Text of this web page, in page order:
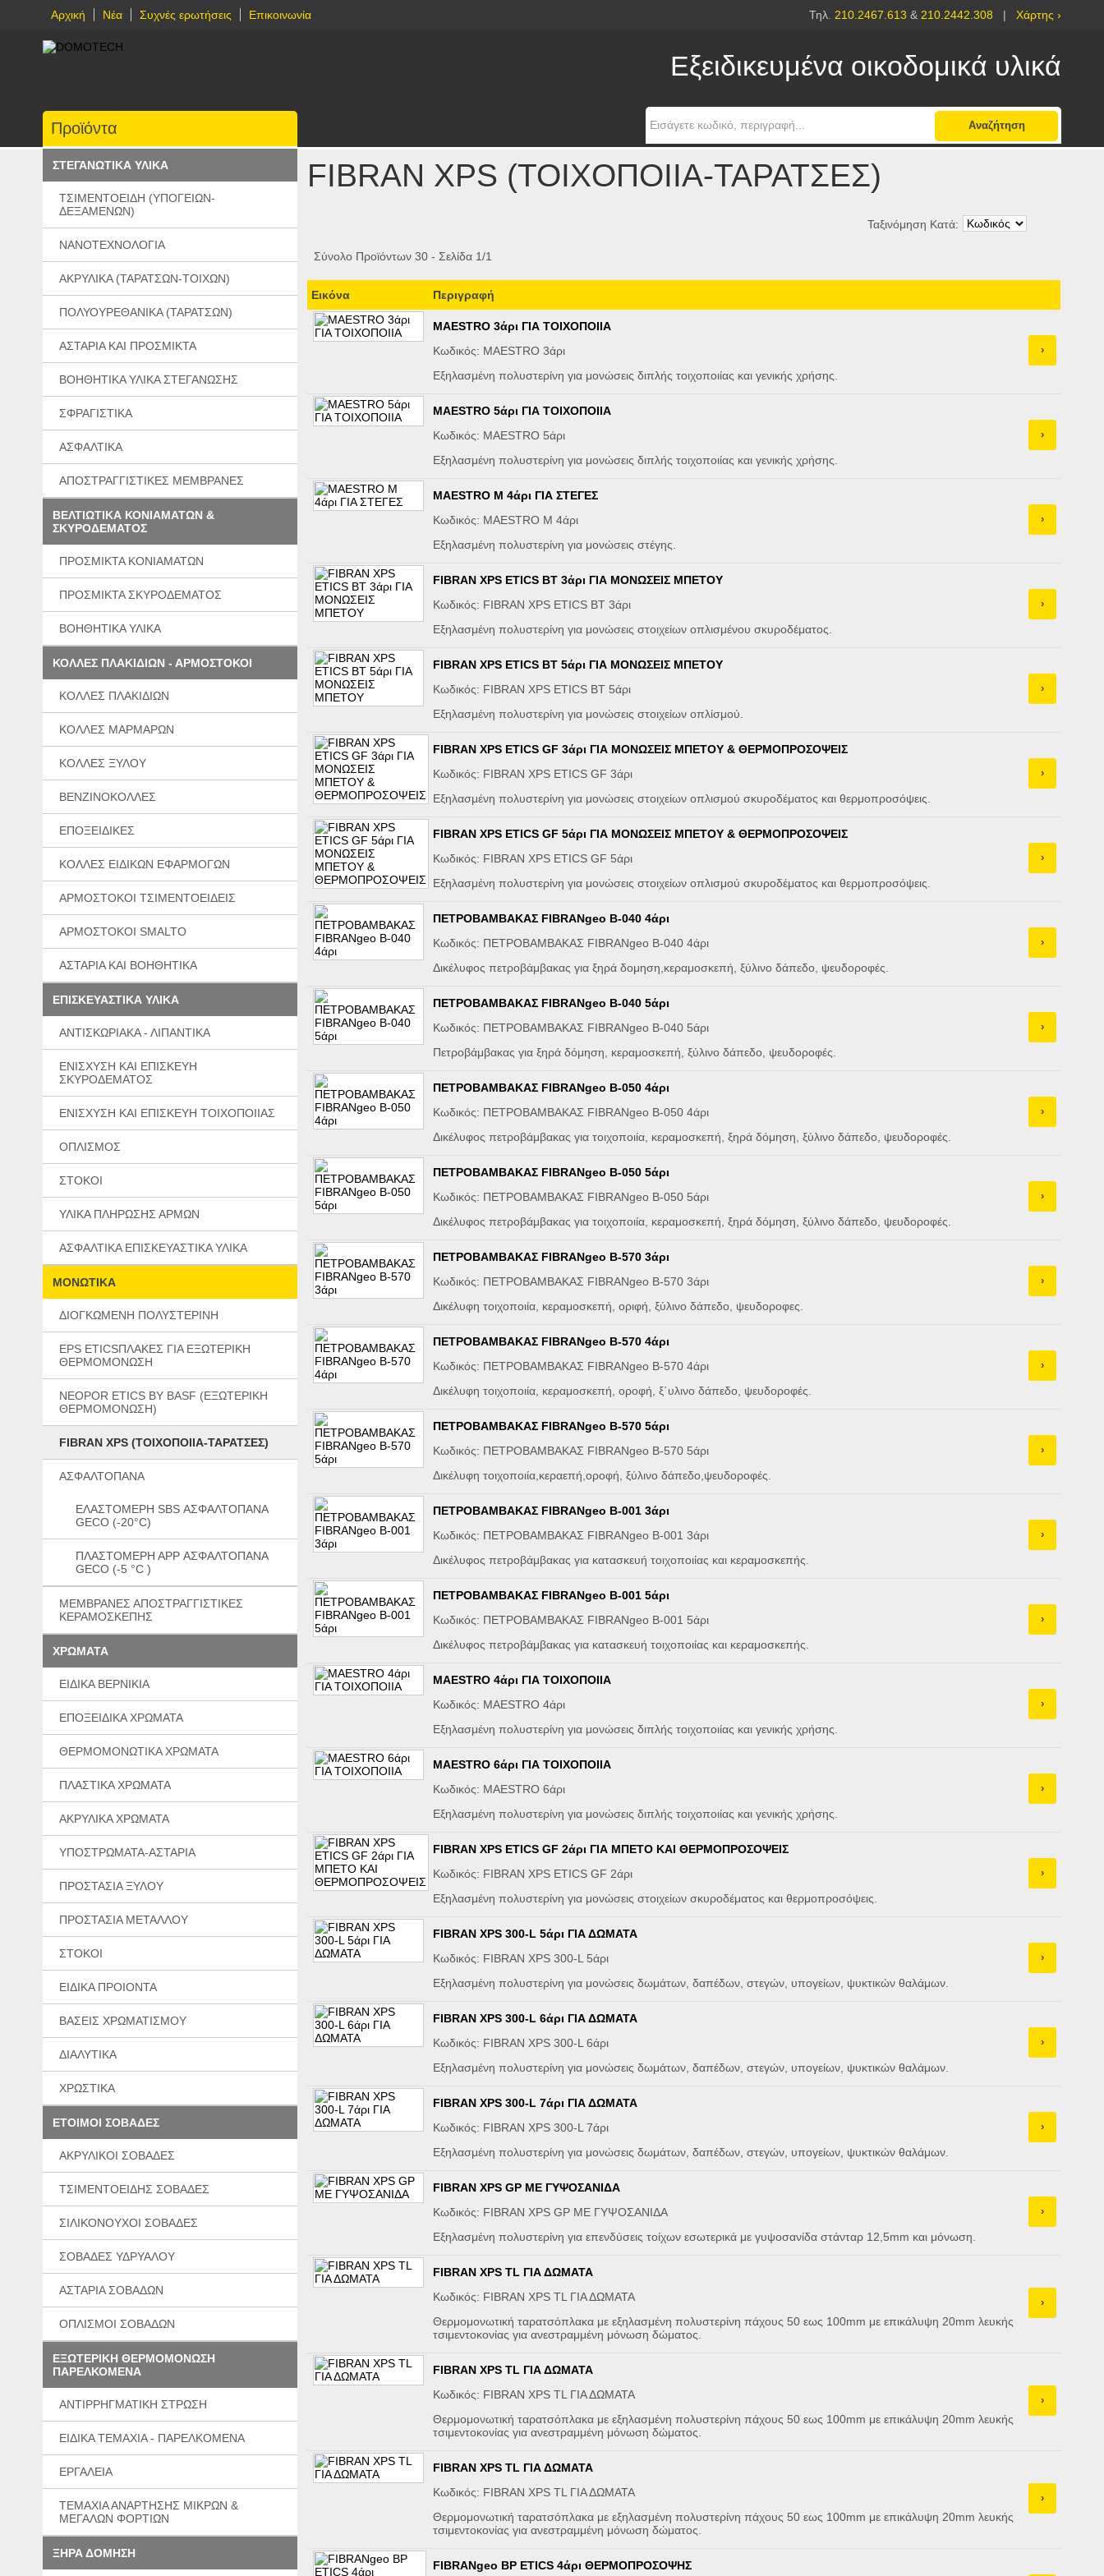
Αρχική Νέα Συχνές ερωτήσεις Επικοινωνία Τηλ. 210.2467.613 & 210.2442.308 | Χάρτης ›
Εξειδικευμένα οικοδομικά υλικά
Αναζήτηση
FIBRAN XPS (ΤΟΙΧΟΠΟΙΙΑ-ΤΑΡΑΤΣΕΣ)
Ταξινόμηση Κατά:
Σύνολο Προϊόντων 30 - Σελίδα 1/1
Εικόνα Περιγραφή
MAESTRO 3άρι ΓΙΑ ΤΟΙΧΟΠΟΙΙΑ
Κωδικός: MAESTRO 3άρι
Εξηλασμένη πολυστερίνη για μονώσεις διπλής τοιχοποιίας και γενικής χρήσης.
›
MAESTRO 5άρι ΓΙΑ ΤΟΙΧΟΠΟΙΙΑ
Κωδικός: MAESTRO 5άρι
Εξηλασμένη πολυστερίνη για μονώσεις διπλής τοιχοποιίας και γενικής χρήσης.
›
MAESTRO M 4άρι ΓΙΑ ΣΤΕΓΕΣ
Κωδικός: MAESTRO M 4άρι
Εξηλασμένη πολυστερίνη για μονώσεις στέγης.
›
FIBRAN XPS ETICS BT 3άρι ΓΙΑ ΜΟΝΩΣΕΙΣ ΜΠΕΤΟΥ
Κωδικός: FIBRAN XPS ETICS BT 3άρι
Eξηλασμένη πολυστερίνη για μονώσεις στοιχείων οπλισμένου σκυροδέματος.
›
FIBRAN XPS ETICS BT 5άρι ΓΙΑ ΜΟΝΩΣΕΙΣ ΜΠΕΤΟΥ
Κωδικός: FIBRAN XPS ETICS BT 5άρι
Eξηλασμένη πολυστερίνη για μονώσεις στοιχείων οπλίσμού.
›
FIBRAN XPS ETICS GF 3άρι ΓΙΑ ΜΟΝΩΣΕΙΣ ΜΠΕΤΟΥ & ΘΕΡΜΟΠΡΟΣΟΨΕΙΣ
Κωδικός: FIBRAN XPS ETICS GF 3άρι
Eξηλασμένη πολυστερίνη για μονώσεις στοιχείων οπλισμού σκυροδέματος και θερμοπροσόψεις.
›
FIBRAN XPS ETICS GF 5άρι ΓΙΑ ΜΟΝΩΣΕΙΣ ΜΠΕΤΟΥ & ΘΕΡΜΟΠΡΟΣΟΨΕΙΣ
Κωδικός: FIBRAN XPS ETICS GF 5άρι
Εξηλασμένη πολυστερίνη για μονώσεις στοιχείων οπλισμού σκυροδέματος και θερμοπροσόψεις.
›
ΠΕΤΡΟΒΑΜΒΑΚΑΣ FIBRANgeo B-040 4άρι
Κωδικός: ΠΕΤΡΟΒΑΜΒΑΚΑΣ FIBRANgeo B-040 4άρι
Δικέλυφος πετροβάμβακας για ξηρά δομηση,κεραμοσκεπή, ξύλινο δάπεδο, ψευδοροφές.
›
ΠΕΤΡΟΒΑΜΒΑΚΑΣ FIBRANgeo B-040 5άρι
Κωδικός: ΠΕΤΡΟΒΑΜΒΑΚΑΣ FIBRANgeo B-040 5άρι
Πετροβάμβακας για ξηρά δόμηση, κεραμοσκεπή, ξύλινο δάπεδο, ψευδοροφές.
›
ΠΕΤΡΟΒΑΜΒΑΚΑΣ FIBRANgeo B-050 4άρι
Κωδικός: ΠΕΤΡΟΒΑΜΒΑΚΑΣ FIBRANgeo B-050 4άρι
Δικέλυφος πετροβάμβακας για τοιχοποιία, κεραμοσκεπή, ξηρά δόμηση, ξύλινο δάπεδο, ψευδοροφές.
›
ΠΕΤΡΟΒΑΜΒΑΚΑΣ FIBRANgeo B-050 5άρι
Κωδικός: ΠΕΤΡΟΒΑΜΒΑΚΑΣ FIBRANgeo B-050 5άρι
Δικέλυφος πετροβάμβακας για τοιχοποιία, κεραμοσκεπή, ξηρά δόμηση, ξύλινο δάπεδο, ψευδοροφές.
›
ΠΕΤΡΟΒΑΜΒΑΚΑΣ FIBRANgeo B-570 3άρι
Κωδικός: ΠΕΤΡΟΒΑΜΒΑΚΑΣ FIBRANgeo B-570 3άρι
Δικέλυφη τοιχοποιία, κεραμοσκεπή, οριφή, ξύλινο δάπεδο, ψευδοροφες.
›
ΠΕΤΡΟΒΑΜΒΑΚΑΣ FIBRANgeo B-570 4άρι
Κωδικός: ΠΕΤΡΟΒΑΜΒΑΚΑΣ FIBRANgeo B-570 4άρι
Δικέλυφη τοιχοποιία, κεραμοσκεπή, οροφή, ξ΄υλινο δάπεδο, ψευδοροφές.
›
ΠΕΤΡΟΒΑΜΒΑΚΑΣ FIBRANgeo B-570 5άρι
Κωδικός: ΠΕΤΡΟΒΑΜΒΑΚΑΣ FIBRANgeo B-570 5άρι
Δικέλυφη τοιχοποιία,κεραεπή,οροφή, ξύλινο δάπεδο,ψευδοροφές.
›
ΠΕΤΡΟΒΑΜΒΑΚΑΣ FIBRANgeo B-001 3άρι
Κωδικός: ΠΕΤΡΟΒΑΜΒΑΚΑΣ FIBRANgeo B-001 3άρι
Δικέλυφος πετροβάμβακας για κατασκευή τοιχοποιίας και κεραμοσκεπής.
›
ΠΕΤΡΟΒΑΜΒΑΚΑΣ FIBRANgeo B-001 5άρι
Κωδικός: ΠΕΤΡΟΒΑΜΒΑΚΑΣ FIBRANgeo B-001 5άρι
Δικέλυφος πετροβάμβακας για κατασκευή τοιχοποιίας και κεραμοσκεπής.
›
MAESTRO 4άρι ΓΙΑ ΤΟΙΧΟΠΟΙΙΑ
Κωδικός: MAESTRO 4άρι
Εξηλασμένη πολυστερίνη για μονώσεις διπλής τοιχοποιίας και γενικής χρήσης.
›
MAESTRO 6άρι ΓΙΑ ΤΟΙΧΟΠΟΙΙΑ
Κωδικός: MAESTRO 6άρι
Εξηλασμένη πολυστερίνη για μονώσεις διπλής τοιχοποιίας και γενικής χρήσης.
›
FIBRAN XPS ETICS GF 2άρι ΓΙΑ ΜΠΕΤΟ ΚΑΙ ΘΕΡΜΟΠΡΟΣΟΨΕΙΣ
Κωδικός: FIBRAN XPS ETICS GF 2άρι
Εξηλασμένη πολυστερίνη για μονώσεις στοιχείων σκυροδέματος και θερμοπροσόψεις.
›
FIBRAN XPS 300-L 5άρι ΓΙΑ ΔΩΜΑΤΑ
Κωδικός: FIBRAN XPS 300-L 5άρι
Εξηλασμένη πολυστερίνη για μονώσεις δωμάτων, δαπέδων, στεγών, υπογείων, ψυκτικών θαλάμων.
›
FIBRAN XPS 300-L 6άρι ΓΙΑ ΔΩΜΑΤΑ
Κωδικός: FIBRAN XPS 300-L 6άρι
Εξηλασμένη πολυστερίνη για μονώσεις δωμάτων, δαπέδων, στεγών, υπογείων, ψυκτικών θαλάμων.
›
FIBRAN XPS 300-L 7άρι ΓΙΑ ΔΩΜΑΤΑ
Κωδικός: FIBRAN XPS 300-L 7άρι
Εξηλασμένη πολυστερίνη για μονώσεις δωμάτων, δαπέδων, στεγών, υπογείων, ψυκτικών θαλάμων.
›
FIBRAN XPS GP ME ΓΥΨΟΣΑΝΙΔΑ
Κωδικός: FIBRAN XPS GP ME ΓΥΨΟΣΑΝΙΔΑ
Εξηλασμένη πολυστερίνη για επενδύσεις τοίχων εσωτερικά με γυψοσανίδα στάνταρ 12,5mm και μόνωση.
›
FIBRAN XPS TL ΓΙΑ ΔΩΜΑΤΑ
Κωδικός: FIBRAN XPS TL ΓΙΑ ΔΩΜΑΤΑ
Θερμομονωτική ταρατσόπλακα με εξηλασμένη πολυστερίνη πάχους 50 εως 100mm με επικάλυψη 20mm λευκής
τσιμεντοκονίας για ανεστραμμένη μόνωση δώματος.
›
FIBRAN XPS TL ΓΙΑ ΔΩΜΑΤΑ
Κωδικός: FIBRAN XPS TL ΓΙΑ ΔΩΜΑΤΑ
Θερμομονωτική ταρατσόπλακα με εξηλασμένη πολυστερίνη πάχους 50 εως 100mm με επικάλυψη 20mm λευκής
τσιμεντοκονίας για ανεστραμμένη μόνωση δώματος.
›
FIBRAN XPS TL ΓΙΑ ΔΩΜΑΤΑ
Κωδικός: FIBRAN XPS TL ΓΙΑ ΔΩΜΑΤΑ
Θερμομονωτική ταρατσόπλακα με εξηλασμένη πολυστερίνη πάχους 50 εως 100mm με επικάλυψη 20mm λευκής
τσιμεντοκονίας για ανεστραμμένη μόνωση δώματος.
›
FIBRANgeo BP ETICS 4άρι ΘΕΡΜΟΠΡΟΣΟΨΗΣ
Προϊόντα
ΣΤΕΓΑΝΩΤΙΚΑ ΥΛΙΚΑ
ΤΣΙΜΕΝΤΟΕΙΔΗ (ΥΠΟΓΕΙΩΝ-
ΔΕΞΑΜΕΝΩΝ)
ΝΑΝΟΤΕΧΝΟΛΟΓΙΑ
ΑΚΡΥΛΙΚΑ (ΤΑΡΑΤΣΩΝ-ΤΟΙΧΩΝ)
ΠΟΛΥΟΥΡΕΘΑΝΙΚΑ (ΤΑΡΑΤΣΩΝ)
ΑΣΤΑΡΙΑ ΚΑΙ ΠΡΟΣΜΙΚΤΑ
BΟΗΘΗΤΙΚΑ ΥΛΙΚΑ ΣΤΕΓΑΝΩΣΗΣ
ΣΦΡΑΓΙΣΤΙΚΑ
ΑΣΦΑΛΤΙΚΑ
ΑΠΟΣΤΡΑΓΓΙΣΤΙΚΕΣ ΜΕΜΒΡΑΝΕΣ
ΒΕΛΤΙΩΤΙΚΑ ΚΟΝΙΑΜΑΤΩΝ &
ΣΚΥΡΟΔΕΜΑΤΟΣ
ΠΡΟΣΜΙΚΤΑ ΚΟΝΙΑΜΑΤΩΝ
ΠΡΟΣΜΙΚΤΑ ΣΚΥΡΟΔΕΜΑΤΟΣ
ΒΟΗΘΗΤΙΚΑ ΥΛΙΚΑ
ΚΟΛΛΕΣ ΠΛΑΚΙΔΙΩΝ - ΑΡΜΟΣΤΟΚΟΙ
ΚΟΛΛΕΣ ΠΛΑΚΙΔΙΩΝ
ΚΟΛΛΕΣ ΜΑΡΜΑΡΩΝ
ΚΟΛΛΕΣ ΞΥΛΟΥ
ΒΕΝΖΙΝΟΚΟΛΛΕΣ
ΕΠΟΞΕΙΔΙΚΕΣ
ΚΟΛΛΕΣ ΕΙΔΙΚΩΝ ΕΦΑΡΜΟΓΩΝ
ΑΡΜΟΣΤΟΚΟΙ ΤΣΙΜΕΝΤΟΕΙΔΕΙΣ
ΑΡΜΟΣΤΟΚΟΙ SMALTO
ΑΣΤΑΡΙΑ ΚΑΙ ΒΟΗΘΗΤΙΚΑ
ΕΠΙΣΚΕΥΑΣΤΙΚΑ ΥΛΙΚΑ
ΑΝΤΙΣΚΩΡΙΑΚΑ - ΛΙΠΑΝΤΙΚΑ
ΕΝΙΣΧΥΣΗ ΚΑΙ ΕΠΙΣΚΕΥΗ
ΣΚΥΡΟΔΕΜΑΤΟΣ
ΕΝΙΣΧΥΣΗ ΚΑΙ ΕΠΙΣΚΕΥΗ ΤΟΙΧΟΠΟΙΙΑΣ
ΟΠΛΙΣΜΟΣ
ΣΤΟΚΟΙ
ΥΛΙΚΑ ΠΛΗΡΩΣΗΣ ΑΡΜΩΝ
ΑΣΦΑΛΤΙΚΑ ΕΠΙΣΚΕΥΑΣΤΙΚΑ ΥΛΙΚΑ
ΜΟΝΩΤΙΚΑ
ΔΙΟΓΚΩΜΕΝΗ ΠΟΛΥΣΤΕΡΙΝΗ
EPS ETICSΠΛΑΚΕΣ ΓΙΑ ΕΞΩΤΕΡΙΚΗ
ΘΕΡΜΟΜΟΝΩΣΗ
NEOPOR ETICS BY BASF (ΕΞΩΤΕΡΙΚΗ
ΘΕΡΜΟΜΟΝΩΣΗ)
FIBRAN XPS (ΤΟΙΧΟΠΟΙΙΑ-ΤΑΡΑΤΣΕΣ)
ΑΣΦΑΛΤΟΠΑΝΑ
ΕΛΑΣΤΟΜΕΡΗ SBS ΑΣΦΑΛΤΟΠΑΝΑ
GECO (-20°C)
ΠΛΑΣΤΟΜΕΡΗ ΑPP ΑΣΦΑΛΤΟΠΑΝΑ
GECO (-5 °C )
ΜΕΜΒΡΑΝΕΣ ΑΠΟΣΤΡΑΓΓΙΣΤΙΚΕΣ
ΚΕΡΑΜΟΣΚΕΠΗΣ
ΧΡΩΜΑΤΑ
EIΔΙΚA ΒΕΡΝΙΚΙΑ
ΕΠΟΞΕΙΔΙΚΑ ΧΡΩΜΑΤΑ
ΘΕΡΜΟΜΟΝΩΤΙΚΑ ΧΡΩΜΑΤΑ
ΠΛΑΣΤΙΚΑ ΧΡΩΜΑΤΑ
ΑΚΡΥΛΙΚΑ ΧΡΩΜΑΤΑ
ΥΠΟΣΤΡΩΜΑΤΑ-ΑΣΤΑΡΙΑ
ΠΡΟΣΤΑΣΙΑ ΞΥΛΟΥ
ΠΡΟΣΤΑΣΙΑ ΜΕΤΑΛΛΟΥ
ΣΤΟΚΟΙ
ΕΙΔΙΚΑ ΠΡΟΙΟΝΤΑ
ΒΑΣΕΙΣ ΧΡΩΜΑΤΙΣΜΟΥ
ΔΙΑΛΥΤΙΚΑ
ΧΡΩΣΤΙΚΑ
ΕΤΟΙΜΟΙ ΣΟΒΑΔΕΣ
ΑΚΡΥΛΙΚΟΙ ΣΟΒΑΔΕΣ
ΤΣΙΜΕΝΤΟΕΙΔΗΣ ΣΟΒΑΔΕΣ
ΣΙΛΙΚΟΝΟΥΧΟΙ ΣΟΒΑΔΕΣ
ΣΟΒΑΔΕΣ ΥΔΡΥΑΛΟΥ
ΑΣΤΑΡΙΑ ΣΟΒΑΔΩΝ
ΟΠΛΙΣΜΟΙ ΣΟΒΑΔΩΝ
ΕΞΩΤΕΡΙΚΗ ΘΕΡΜΟΜΟΝΩΣΗ
ΠΑΡΕΛΚΟΜΕΝΑ
ΑΝΤΙΡΡΗΓΜΑΤΙΚΗ ΣΤΡΩΣΗ
ΕΙΔΙΚΑ ΤΕΜΑΧΙΑ - ΠΑΡΕΛΚΟΜΕΝΑ
ΕΡΓΑΛΕΙΑ
ΤΕΜΑΧΙΑ ΑΝΑΡΤΗΣΗΣ ΜΙΚΡΩΝ &
ΜΕΓΑΛΩΝ ΦΟΡΤΙΩΝ
ΞΗΡΑ ΔΟΜΗΣΗ